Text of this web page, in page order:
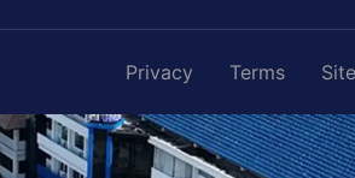
Privacy Terms